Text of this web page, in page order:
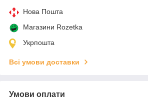
Нова Пошта
Магазини Rozetka
Укрпошта
Всі умови доставки
Умови оплати